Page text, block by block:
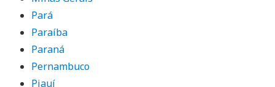
Pará
Paraíba
Paraná
Pernambuco
Piauí